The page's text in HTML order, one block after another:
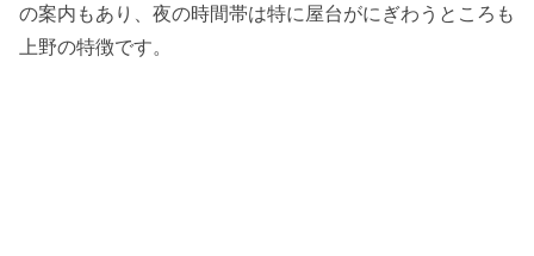
の案内もあり、夜の時間帯は特に屋台がにぎわうところも
上野の特徴です。